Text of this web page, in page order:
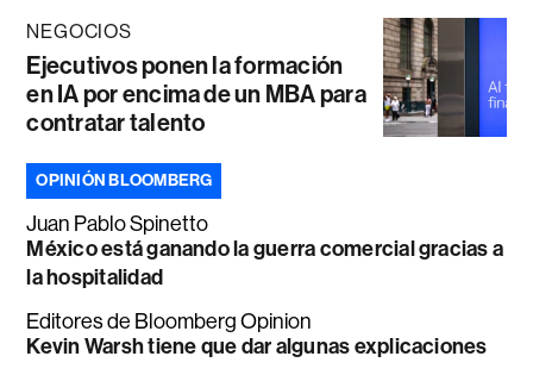
NEGOCIOS
Ejecutivos ponen la formación
en IA por encima de un MBA para
contratar talento
OPINIÓN BLOOMBERG
Juan Pablo Spinetto
México está ganando la guerra comercial gracias a
la hospitalidad
Editores de Bloomberg Opinion
Kevin Warsh tiene que dar algunas explicaciones